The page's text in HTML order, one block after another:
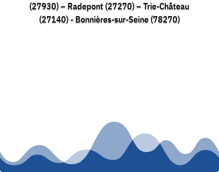
(27930) – Radepont (27270) – Trie-Château
(27140) - Bonnières-sur-Seine (78270)